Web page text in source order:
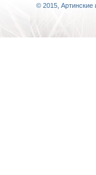
© 2015, Артинские